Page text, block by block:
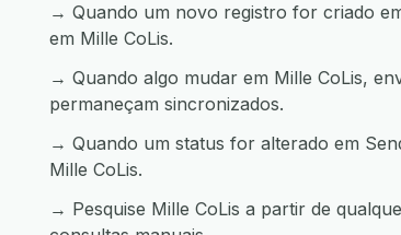
→ Quando um novo registro for criado
em Mille CoLis.
→ Quando algo mudar em Mille CoLis,
permaneçam sincronizados.
→ Quando um status for alterado em
Mille CoLis.
→ Pesquise Mille CoLis a partir de